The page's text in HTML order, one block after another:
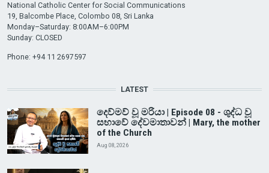
National Catholic Center for Social Communications
19, Balcombe Place, Colombo 08, Sri Lanka
Monday–Saturday: 8:00AM–6:00PM
Sunday: CLOSED
Phone: +94 11 2697597
LATEST
දෙව්මව් වූ මරියා | Episode 08 - ශුද්ධ වූ
සභාවේ දේවමාතාවන් | Mary, the mother
of the Church
Aug 08, 2026